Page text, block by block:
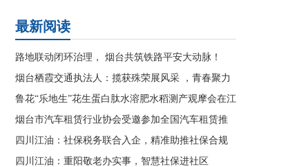
最新阅读
路地联动闭环治理， 烟台共筑铁路平安大动脉！
烟台栖霞交通执法人：揽获殊荣展风采 ，青春聚力
谱新篇！
鲁花“乐地生”花生蛋白肽水溶肥水稻测产观摩会在江
西万年举行
烟台市汽车租赁行业协会受邀参加全国汽车租赁推
进会
四川江油：社保税务联合入企，精准助推社保合规
四川江油：重阳敬老办实事，智慧社保进社区